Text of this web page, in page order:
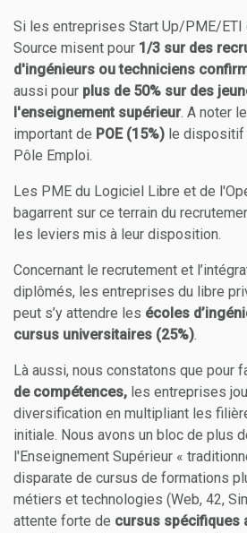
Si les entreprises Start Up/PME/ETI
Source misent pour 1/3 sur des
d'ingénieurs ou techniciens
aussi pour plus de 50% sur des
l'enseignement supérieur. A noter
important de POE (15%) le dispositif
Pôle Emploi.
Les PME du Logiciel Libre et de
bagarrent sur ce terrain du
les leviers mis à leur disposition.
Concernant le recrutement et
diplômés, les entreprises du libre
peut s’y attendre les écoles
cursus universitaires (25%).
Là aussi, nous constatons que pour
de compétences, les entreprises
diversification en multipliant les
initiale. Nous avons un bloc de plus
l'Enseignement Supérieur «
disparate de cursus de formations
métiers et technologies (Web, 42,
attente forte de cursus spécifiques